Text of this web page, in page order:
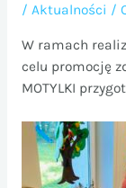
/ Aktualności /
W ramach
celu promocję
MOTYLKI